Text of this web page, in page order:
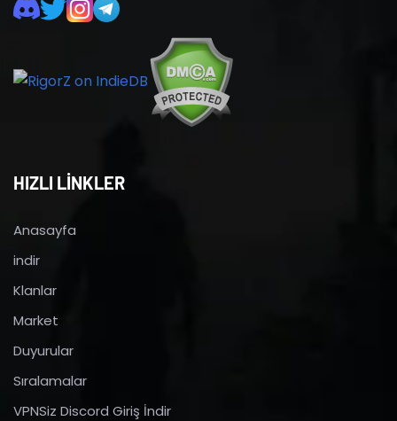
HIZLI LİNKLER
Anasayfa
indir
Klanlar
Market
Duyurular
Sıralamalar
VPNSiz Discord Giriş İndir